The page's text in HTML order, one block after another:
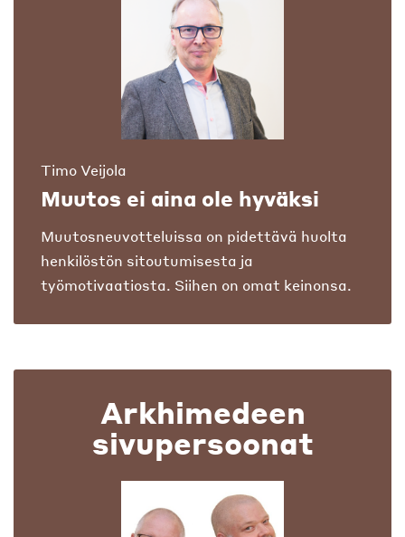
Timo Veijola
Muutos ei aina ole hyväksi
Muutosneuvotteluissa on pidettävä huolta
henkilöstön sitoutumisesta ja
työmotivaatiosta. Siihen on omat keinonsa.
Arkhimedeen
sivupersoonat